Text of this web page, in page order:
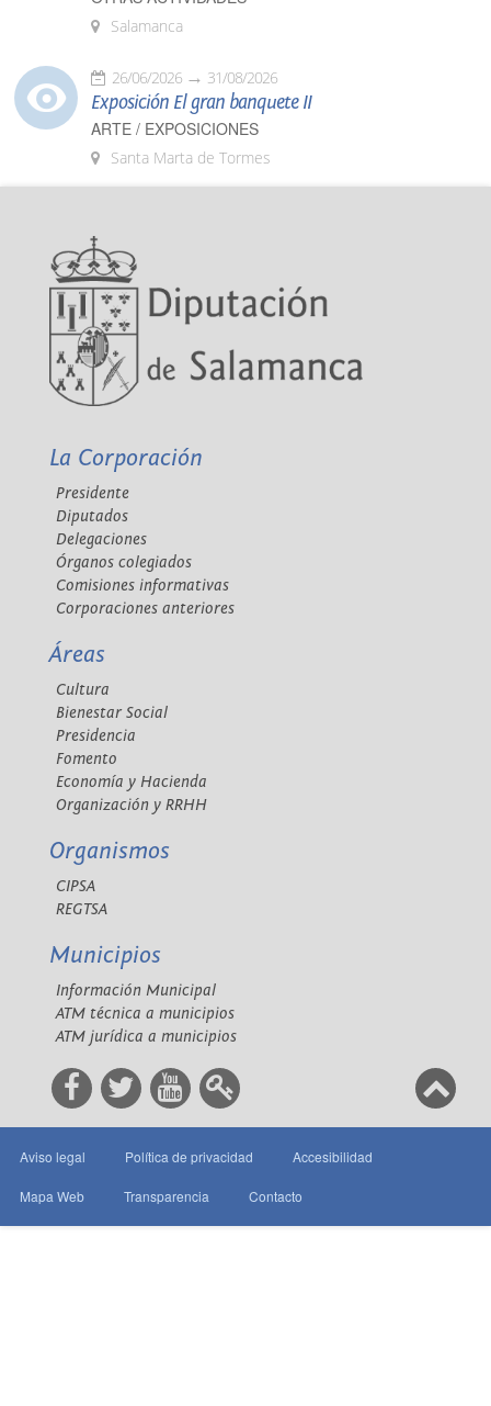
Salamanca
26/06/2026 31/08/2026
Exposición El gran banquete II
ARTE / EXPOSICIONES
Santa Marta de Tormes
La Corporación
Presidente
Diputados
Delegaciones
Órganos colegiados
Comisiones informativas
Corporaciones anteriores
Áreas
Cultura
Bienestar Social
Presidencia
Fomento
Economía y Hacienda
Organización y RRHH
Organismos
CIPSA
REGTSA
Municipios
Información Municipal
ATM técnica a municipios
ATM jurídica a municipios
Aviso legal Política de privacidad Accesibilidad
Mapa Web Transparencia Contacto